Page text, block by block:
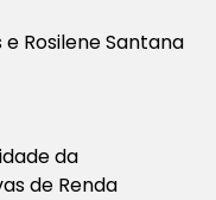
Rosilene Santana
da
de Renda